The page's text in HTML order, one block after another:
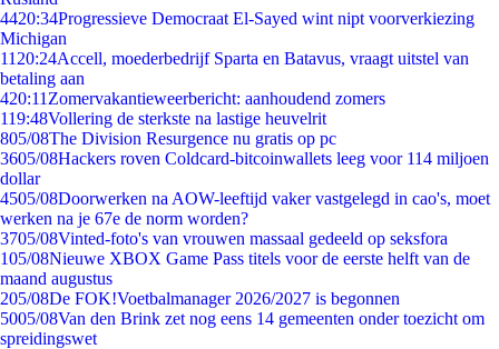
4420:34Progressieve Democraat El-Sayed wint nipt voorverkiezing
Michigan
11 20:24Accell, moederbedrijf Sparta en Batavus, vraagt uitstel van
betaling aan
420:11 Zomervakantieweerbericht: aanhoudend zomers
119:48Vollering de sterkste na lastige heuvelrit
805/08The Division Resurgence nu gratis op pc
3605/08Hackers roven Coldcard-bitcoinwallets leeg voor 114 miljoen
dollar
4505/08Doorwerken na AOW-leeftijd vaker vastgelegd in cao's, moet
werken na je 67e de norm worden?
3705/08Vinted-foto's van vrouwen massaal gedeeld op seksfora
105/08Nieuwe XBOX Game Pass titels voor de eerste helft van de
maand augustus
205/08De FOK!Voetbalmanager 2026/2027 is begonnen
5005/08Van den Brink zet nog eens 14 gemeenten onder toezicht om
spreidingswet